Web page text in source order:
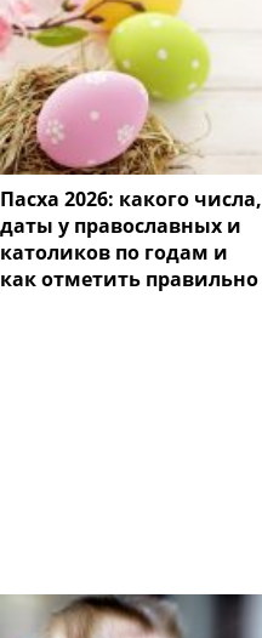
Пасха 2026: какого числа,
даты у православных и
католиков по годам и
как отметить правильно